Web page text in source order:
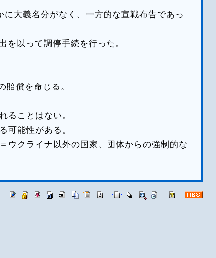
大義名分がなく、一方的な宣戦布告であっ
以って調停手続を行った。
償を命じる。
ることはない。
可能性がある。
ウクライナ以外の国家、団体からの強制的な